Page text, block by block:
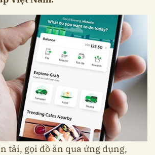
tải, gọi đồ ăn qua ứng dụng,